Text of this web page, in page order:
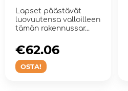
Lapset päästävät
luovuutensa valloilleen
tämän rakennussar...
OSTA!
€62.06